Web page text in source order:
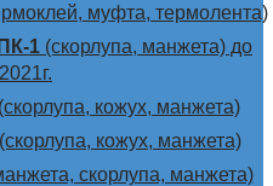
муфта, термолента)
1 (скорлупа, манжета) до
2021г.
(скорлупа, кожух, манжета)
(скорлупа, кожух, манжета)
скорлупа, манжета)